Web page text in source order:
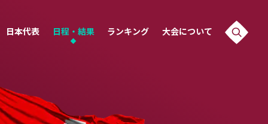
日本代表 日程・結果 ランキング 大会について